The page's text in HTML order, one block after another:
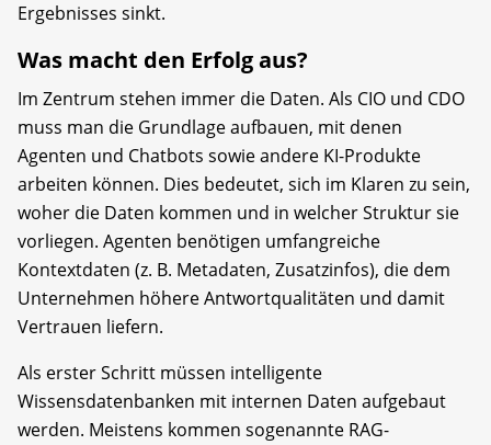
Ergebnisses sinkt.
Was macht den Erfolg aus?
Im Zentrum stehen immer die Daten. Als CIO und CDO
muss man die Grundlage aufbauen, mit denen
Agenten und Chatbots sowie andere KI-Produkte
arbeiten können. Dies bedeutet, sich im Klaren zu sein,
woher die Daten kommen und in welcher Struktur sie
vorliegen. Agenten benötigen umfangreiche
Kontextdaten (z. B. Metadaten, Zusatzinfos), die dem
Unternehmen höhere Antwortqualitäten und damit
Vertrauen liefern.
Als erster Schritt müssen intelligente
Wissensdatenbanken mit internen Daten aufgebaut
werden. Meistens kommen sogenannte RAG-